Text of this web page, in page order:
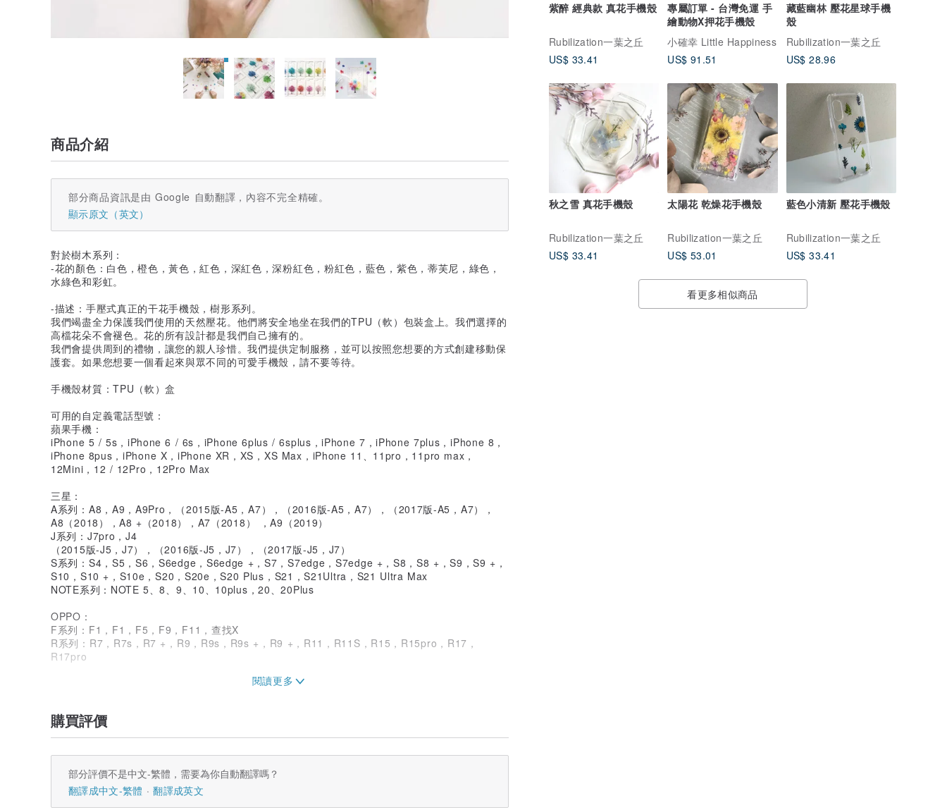
紫醉 經典款 真花手機殼
Rubilization一葉之丘
US$ 33.41
專屬訂單 - 台灣免運 手
繪動物X押花手機殼
小確幸 Little Happiness
US$ 91.51
藏藍幽林 壓花星球手機
殼
Rubilization一葉之丘
US$ 28.96
秋之雪 真花手機殼
Rubilization一葉之丘
US$ 33.41
太陽花 乾燥花手機殼
Rubilization一葉之丘
US$ 53.01
藍色小清新 壓花手機殼
Rubilization一葉之丘
US$ 33.41
看更多相似商品
商品介紹
部分商品資訊是由 Google 自動翻譯，內容不完全精確。
顯示原文（英文）
對於樹木系列：
-花的顏色：白色，橙色，黃色，紅色，深紅色，深粉紅色，粉紅色，藍色，紫色，蒂芙尼，綠色，
水綠色和彩虹。
-描述：手壓式真正的干花手機殼，樹形系列。
我們竭盡全力保護我們使用的天然壓花。他們將安全地坐在我們的TPU（軟）包裝盒上。我們選擇的
高檔花朵不會褪色。花的所有設計都是我們自己擁有的。
我們會提供周到的禮物，讓您的親人珍惜。我們提供定制服務，並可以按照您想要的方式創建移動保
護套。如果您想要一個看起來與眾不同的可愛手機殼，請不要等待。
手機殼材質：TPU（軟）盒
可用的自定義電話型號：
蘋果手機：
iPhone 5 / 5s，iPhone 6 / 6s，iPhone 6plus / 6splus，iPhone 7，iPhone 7plus，iPhone 8，
iPhone 8pus，iPhone X，iPhone XR，XS，XS Max，iPhone 11、11pro，11pro max，
12Mini，12 / 12Pro，12Pro Max
三星：
A系列：A8，A9，A9Pro，（2015版-A5，A7），（2016版-A5，A7），（2017版-A5，A7），
A8（2018），A8 +（2018），A7（2018） ，A9（2019）
J系列：J7pro，J4
（2015版-J5，J7），（2016版-J5，J7），（2017版-J5，J7）
S系列：S4，S5，S6，S6edge，S6edge +，S7，S7edge，S7edge +，S8，S8 +，S9，S9 +，
S10，S10 +，S10e，S20，S20e，S20 Plus，S21，S21Ultra，S21 Ultra Max
NOTE系列：NOTE 5、8、9、10、10plus，20、20Plus
OPPO：
F系列：F1，F1，F5，F9，F11，查找X
R系列：R7，R7s，R7 +，R9，R9s，R9s +，R9 +，R11，R11S，R15，R15pro，R17，
R17pro
MATE系列：Mate 7，8，9，9pro，Mate S，Mate 10，Mate10pro，Mate 20，Mate 20pro，
Mate30，30Pro，Mate 40，40Pro
馬來西亞手工製作，充滿愛意
購買評價
部分評價不是中文-繁體，需要為你自動翻譯嗎？
翻譯成中文-繁體
翻譯成英文